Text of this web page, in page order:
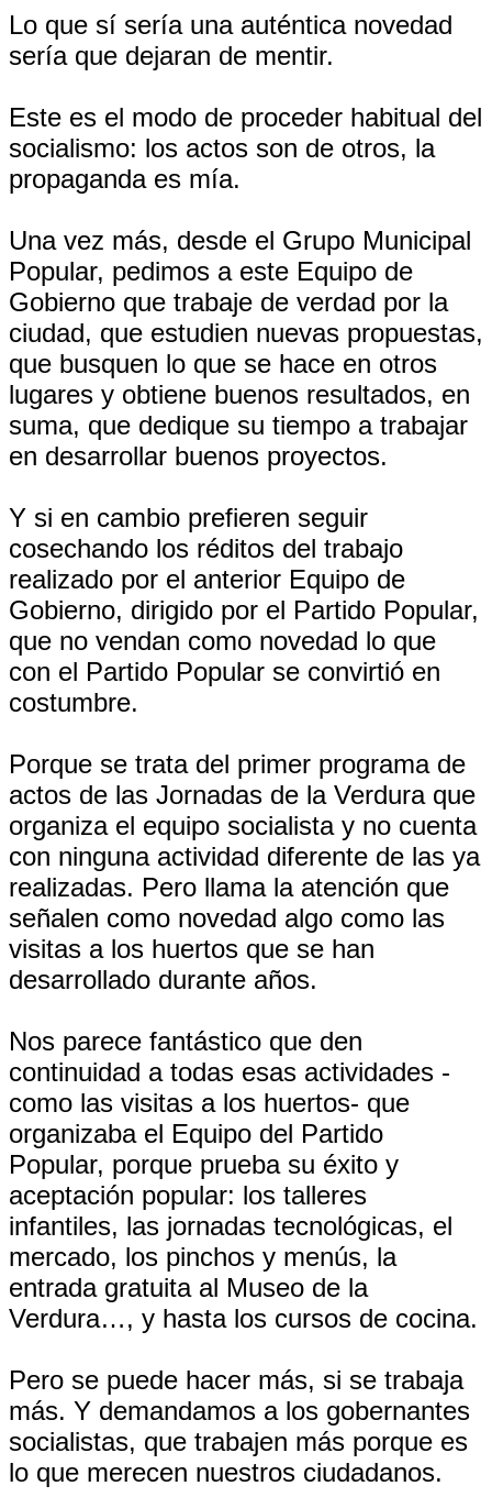
Lo que sí sería una auténtica novedad
sería que dejaran de mentir.
Este es el modo de proceder habitual del
socialismo: los actos son de otros, la
propaganda es mía.
Una vez más, desde el Grupo Municipal
Popular, pedimos a este Equipo de
Gobierno que trabaje de verdad por la
ciudad, que estudien nuevas propuestas,
que busquen lo que se hace en otros
lugares y obtiene buenos resultados, en
suma, que dedique su tiempo a trabajar
en desarrollar buenos proyectos.
Y si en cambio prefieren seguir
cosechando los réditos del trabajo
realizado por el anterior Equipo de
Gobierno, dirigido por el Partido Popular,
que no vendan como novedad lo que
con el Partido Popular se convirtió en
costumbre.
Porque se trata del primer programa de
actos de las Jornadas de la Verdura que
organiza el equipo socialista y no cuenta
con ninguna actividad diferente de las ya
realizadas. Pero llama la atención que
señalen como novedad algo como las
visitas a los huertos que se han
desarrollado durante años.
Nos parece fantástico que den
continuidad a todas esas actividades -
como las visitas a los huertos- que
organizaba el Equipo del Partido
Popular, porque prueba su éxito y
aceptación popular: los talleres
infantiles, las jornadas tecnológicas, el
mercado, los pinchos y menús, la
entrada gratuita al Museo de la
Verdura…, y hasta los cursos de cocina.
Pero se puede hacer más, si se trabaja
más. Y demandamos a los gobernantes
socialistas, que trabajen más porque es
lo que merecen nuestros ciudadanos.